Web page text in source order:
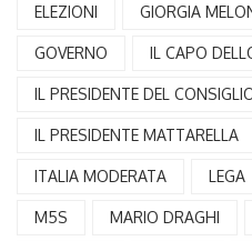
ELEZIONI GIORGIA
GOVERNO IL CAPO
IL PRESIDENTE DEL
IL PRESIDENTE MATTARELLA
ITALIA MODERATA LEGA
M5S MARIO DRAGHI